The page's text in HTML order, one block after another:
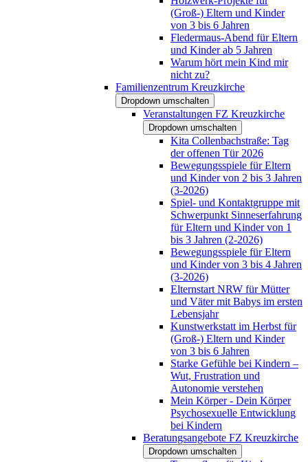
(Groß-) Eltern und Kinder
von 3 bis 6 Jahren
Fledermaus-Abend für Eltern
und Kinder ab 5 Jahren
Warum hört mein Kind mir
nicht zu?
Familienzentrum Kreuzkirche
Dropdown umschalten
Veranstaltungen FZ Kreuzkirche
Dropdown umschalten
Kita Collenbachstraße: Tag
der offenen Tür 2026
Bewegungsspiele für Eltern
und Kinder von 2 bis 3 Jahren
(3-2026)
Spiel- und Kontaktgruppe mit
Schwerpunkt Sinneserfahrung
für Eltern und Kinder von 1
bis 3 Jahren (2-2026)
Bewegungsspiele für Eltern
und Kinder von 3 bis 4 Jahren
(3-2026)
Elternstart NRW für Mütter
und Väter mit Babys im ersten
Lebensjahr
Kunstwerkstatt im Herbst für
(Groß-) Eltern und Kinder
von 3 bis 6 Jahren
Starke Gefühle bei Kindern –
Wut, Frustration und
Autonomie verstehen
Mein Körper - Dein Körper
Psychosexuelle Entwicklung
bei Kindern
Beratungsangebote FZ Kreuzkirche
Dropdown umschalten